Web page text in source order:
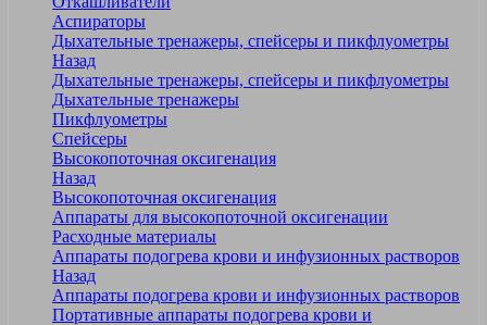
Аспираторы
Дыхательные тренажеры, спейсеры и пикфлуометры
Назад
Дыхательные тренажеры, спейсеры и пикфлуометры
Дыхательные тренажеры
Пикфлуометры
Спейсеры
Высокопоточная оксигенация
Назад
Высокопоточная оксигенация
Аппараты для высокопоточной оксигенации
Расходные материалы
Аппараты подогрева крови и инфузионных растворов
Назад
Аппараты подогрева крови и инфузионных растворов
Портативные аппараты подогрева крови и